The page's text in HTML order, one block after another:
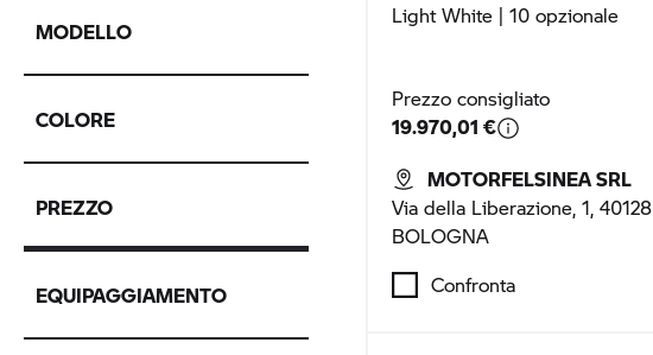
MODELLO
COLORE
PREZZO
EQUIPAGGIAMENTO
Light White | 10 opzionale
Prezzo consigliato
19.970,01 €
MOTORFELSINEA SRL
Via della Liberazione, 1, 40128
BOLOGNA
Confronta